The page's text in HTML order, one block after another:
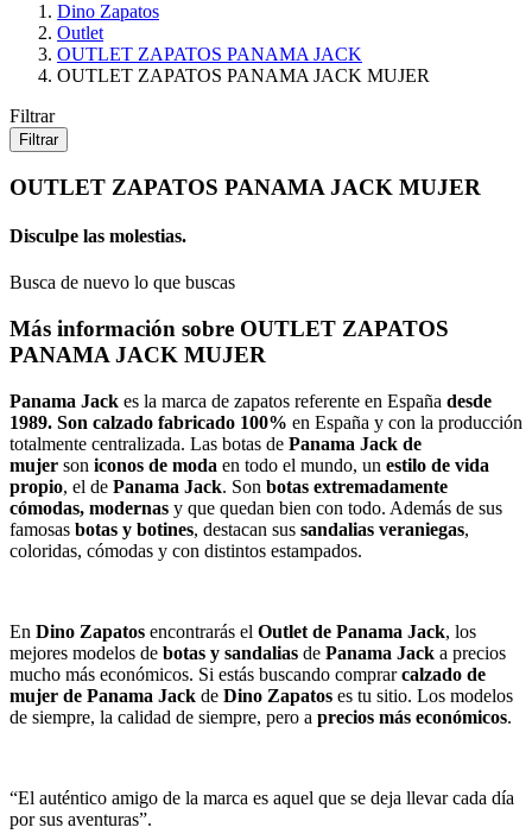
Dino Zapatos
Outlet
OUTLET ZAPATOS PANAMA JACK
OUTLET ZAPATOS PANAMA JACK MUJER
Filtrar
Filtrar
OUTLET ZAPATOS PANAMA JACK MUJER
Disculpe las molestias.
Busca de nuevo lo que buscas
Más información sobre OUTLET ZAPATOS
PANAMA JACK MUJER
Panama Jack es la marca de zapatos referente en España desde
1989. Son calzado fabricado 100% en España y con la producción
totalmente centralizada. Las botas de Panama Jack de
mujer son iconos de moda en todo el mundo, un estilo de vida
propio, el de Panama Jack. Son botas extremadamente
cómodas, modernas y que quedan bien con todo. Además de sus
famosas botas y botines, destacan sus sandalias veraniegas,
coloridas, cómodas y con distintos estampados.
En Dino Zapatos encontrarás el Outlet de Panama Jack, los
mejores modelos de botas y sandalias de Panama Jack a precios
mucho más económicos. Si estás buscando comprarcalzado de
mujer de Panama Jack de Dino Zapatos es tu sitio. Los modelos
de siempre, la calidad de siempre, pero a precios más económicos.
“El auténtico amigo de la marca es aquel que se deja llevar cada día
por sus aventuras”.